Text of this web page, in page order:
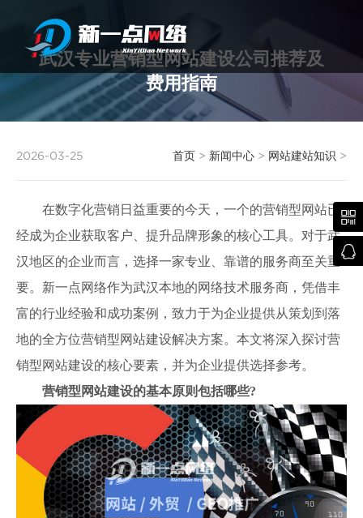
武汉专业营销型网站建设公司推荐及
费用指南
2026-03-25 首页 > 新闻中心 > 网站建站知识 >
在数字化营销日益重要的今天，一个的营销型网站已
经成为企业获取客户、提升品牌形象的核心工具。对于武
汉地区的企业而言，选择一家专业、靠谱的服务商至关重
要。新一点网络作为武汉本地的网络技术服务商，凭借丰
富的行业经验和成功案例，致力于为企业提供从策划到落
地的全方位营销型网站建设解决方案。本文将深入探讨营
销型网站建设的核心要素，并为企业提供选择参考。
营销型网站建设的基本原则包括哪些?

